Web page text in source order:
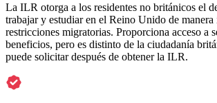
La ILR otorga a los residentes no británicos el
trabajar y estudiar en el Reino Unido de
restricciones migratorias. Proporciona acceso a
beneficios, pero es distinto de la ciudadanía
puede solicitar después de obtener la ILR.